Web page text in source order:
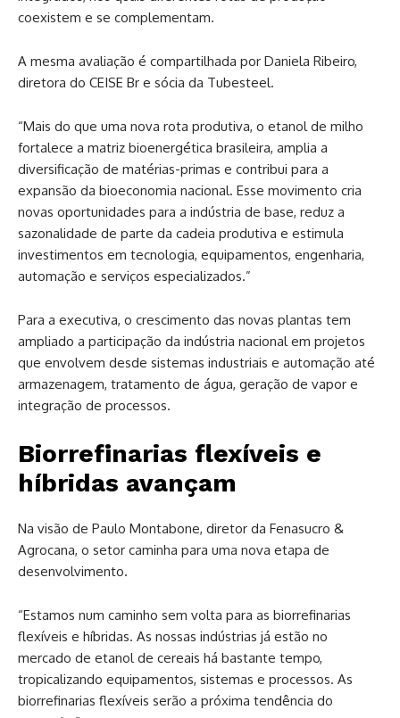
coexistem e se complementam.
A mesma avaliação é compartilhada por Daniela Ribeiro,
diretora do CEISE Br e sócia da Tubesteel.
“Mais do que uma nova rota produtiva, o etanol de milho
fortalece a matriz bioenergética brasileira, amplia a
diversificação de matérias-primas e contribui para a
expansão da bioeconomia nacional. Esse movimento cria
novas oportunidades para a indústria de base, reduz a
sazonalidade de parte da cadeia produtiva e estimula
investimentos em tecnologia, equipamentos, engenharia,
automação e serviços especializados.”
Para a executiva, o crescimento das novas plantas tem
ampliado a participação da indústria nacional em projetos
que envolvem desde sistemas industriais e automação até
armazenagem, tratamento de água, geração de vapor e
integração de processos.
Biorrefinarias flexíveis e
híbridas avançam
Na visão de Paulo Montabone, diretor da Fenasucro &
Agrocana, o setor caminha para uma nova etapa de
desenvolvimento.
“Estamos num caminho sem volta para as biorrefinarias
flexíveis e híbridas. As nossas indústrias já estão no
mercado de etanol de cereais há bastante tempo,
tropicalizando equipamentos, sistemas e processos. As
biorrefinarias flexíveis serão a próxima tendência do